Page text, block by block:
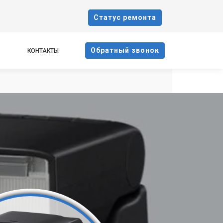
Cтатус ремонта
КОНТАКТЫ Oбратный звонок